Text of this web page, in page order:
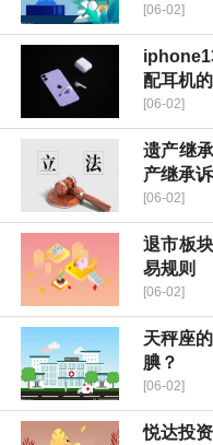
[06-02]
配耳机
[06-02]
遗产继
产继承
[06-02]
退市板
易规则
[06-02]
天秤座
腆？
[06-02]
悦达投